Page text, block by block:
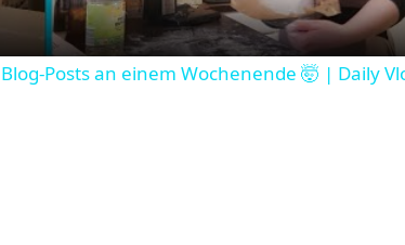
Posts an einem Wochenende 🤯 | Daily